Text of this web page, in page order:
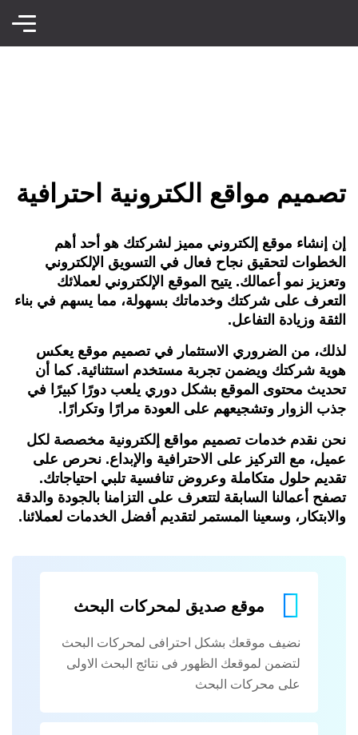
تصميم مواقع الكترونية احترافية
إن إنشاء موقع إلكتروني مميز لشركتك هو أحد أهم
الخطوات لتحقيق نجاح فعال في التسويق الإلكتروني
وتعزيز نمو أعمالك. يتيح الموقع الإلكتروني لعملائك
التعرف على شركتك وخدماتك بسهولة، مما يسهم في بناء
الثقة وزيادة التفاعل.
لذلك، من الضروري الاستثمار في تصميم موقع يعكس
هوية شركتك ويضمن تجربة مستخدم استثنائية. كما أن
تحديث محتوى الموقع بشكل دوري يلعب دورًا كبيرًا في
جذب الزوار وتشجيعهم على العودة مرارًا وتكرارًا.
نحن نقدم خدمات تصميم مواقع إلكترونية مخصصة لكل
عميل، مع التركيز على الاحترافية والإبداع. نحرص على
تقديم حلول متكاملة وعروض تنافسية تلبي احتياجاتك.
تصفح أعمالنا السابقة لتتعرف على التزامنا بالجودة والدقة
والابتكار، وسعينا المستمر لتقديم أفضل الخدمات لعملائنا.
موقع صديق لمحركات البحث
نضيف موقعك بشكل احترافى لمحركات البحث
لتضمن لموقعك الظهور فى نتائج البحث الاولى
على محركات البحث